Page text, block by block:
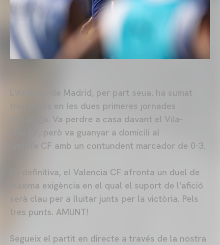
L'Atlético de Madrid, per part seua, ha sumat
tres punts en les dues primeres jornades
de LaLiga. Va perdre a casa davant el Vila-
real CF, però va guanyar a domicili al
Getafe CF amb un contundent marcador de 0-3.
En definitiva, el Valencia CF afronta un duel de
màxima exigència en el qual el suport de l'afició
serà clau per a lluitar junts per la victòria. Pels
tres punts. AMUNT!
Segueix el partit en directe a través de la nostra